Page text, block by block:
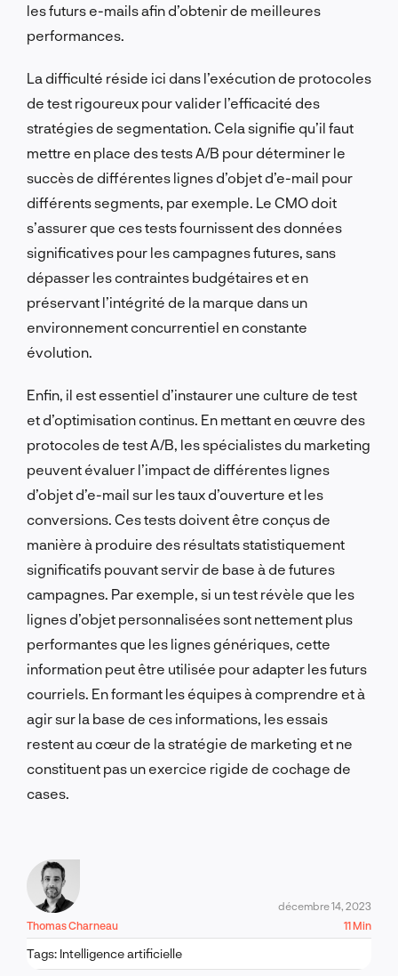
les futurs e-mails afin d’obtenir de meilleures
performances.
La difficulté réside ici dans l’exécution de protocoles
de test rigoureux pour valider l’efficacité des
stratégies de segmentation. Cela signifie qu’il faut
mettre en place des tests A/B pour déterminer le
succès de différentes lignes d’objet d’e-mail pour
différents segments, par exemple. Le CMO doit
s’assurer que ces tests fournissent des données
significatives pour les campagnes futures, sans
dépasser les contraintes budgétaires et en
préservant l’intégrité de la marque dans un
environnement concurrentiel en constante
évolution.
Enfin, il est essentiel d’instaurer une culture de test
et d’optimisation continus. En mettant en œuvre des
protocoles de test A/B, les spécialistes du marketing
peuvent évaluer l’impact de différentes lignes
d’objet d’e-mail sur les taux d’ouverture et les
conversions. Ces tests doivent être conçus de
manière à produire des résultats statistiquement
significatifs pouvant servir de base à de futures
campagnes. Par exemple, si un test révèle que les
lignes d’objet personnalisées sont nettement plus
performantes que les lignes génériques, cette
information peut être utilisée pour adapter les futurs
courriels. En formant les équipes à comprendre et à
agir sur la base de ces informations, les essais
restent au cœur de la stratégie de marketing et ne
constituent pas un exercice rigide de cochage de
cases.
Thomas Charneau
décembre 14, 2023
11 Min
Tags: Intelligence artificielle